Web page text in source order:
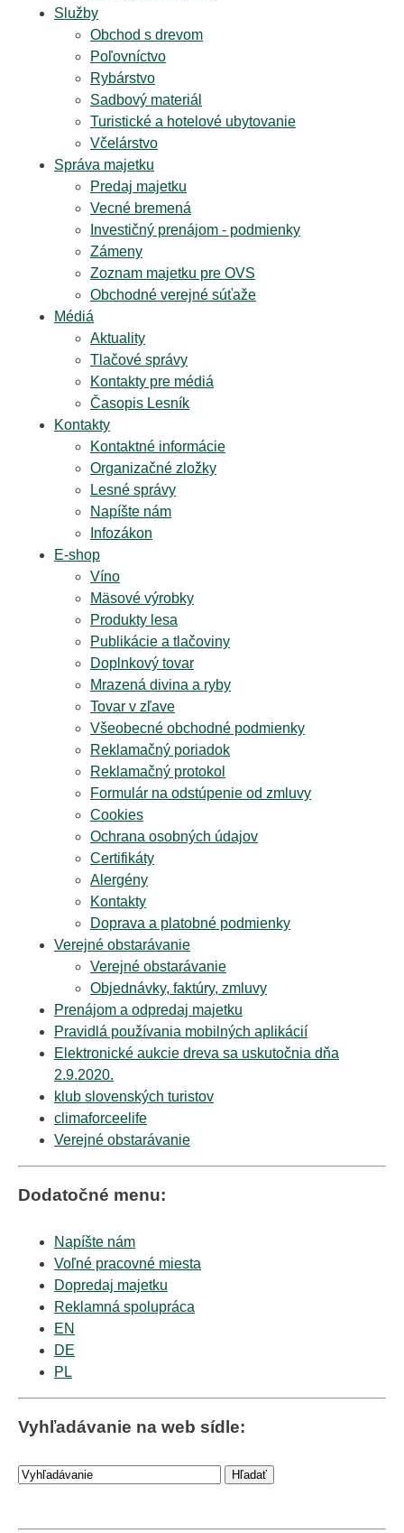
Služby
Obchod s drevom
Poľovníctvo
Rybárstvo
Sadbový materiál
Turistické a hotelové ubytovanie
Včelárstvo
Správa majetku
Predaj majetku
Vecné bremená
Investičný prenájom - podmienky
Zámeny
Zoznam majetku pre OVS
Obchodné verejné súťaže
Médiá
Aktuality
Tlačové správy
Kontakty pre médiá
Časopis Lesník
Kontakty
Kontaktné informácie
Organizačné zložky
Lesné správy
Napíšte nám
Infozákon
E-shop
Víno
Mäsové výrobky
Produkty lesa
Publikácie a tlačoviny
Doplnkový tovar
Mrazená divina a ryby
Tovar v zľave
Všeobecné obchodné podmienky
Reklamačný poriadok
Reklamačný protokol
Formulár na odstúpenie od zmluvy
Cookies
Ochrana osobných údajov
Certifikáty
Alergény
Kontakty
Doprava a platobné podmienky
Verejné obstarávanie
Verejné obstarávanie
Objednávky, faktúry, zmluvy
Prenájom a odpredaj majetku
Pravidlá používania mobilných aplikácií
Elektronické aukcie dreva sa uskutočnia dňa
2.9.2020.
klub slovenských turistov
climaforceelife
Verejné obstarávanie
Dodatočné menu:
Napíšte nám
Voľné pracovné miesta
Dopredaj majetku
Reklamná spolupráca
EN
DE
PL
Vyhľadávanie na web sídle: